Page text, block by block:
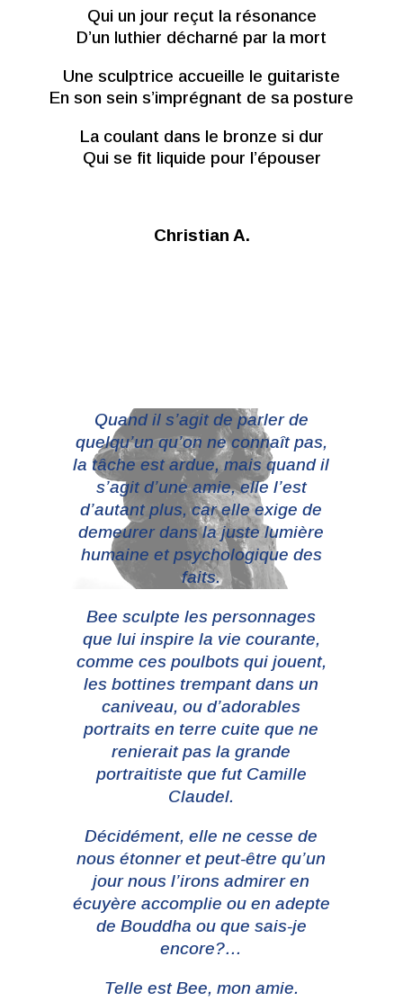
Qui un jour reçut la résonance
D’un luthier décharné par la mort
Une sculptrice accueille le guitariste
En son sein s’imprégnant de sa posture
La coulant dans le bronze si dur
Qui se fit liquide pour l’épouser
Christian A.
Quand il s’agit de parler de
quelqu’un qu’on ne connaît pas,
la tâche est ardue, mais quand il
s’agit d’une amie, elle l’est
d’autant plus, car elle exige de
demeurer dans la juste lumière
humaine et psychologique des
faits.
Bee sculpte les personnages
que lui inspire la vie courante,
comme ces poulbots qui jouent,
les bottines trempant dans un
caniveau, ou d’adorables
portraits en terre cuite que ne
renierait pas la grande
portraitiste que fut Camille
Claudel.
Décidément, elle ne cesse de
nous étonner et peut-être qu’un
jour nous l’irons admirer en
écuyère accomplie ou en adepte
de Bouddha ou que sais-je
encore?…
Telle est Bee, mon amie.